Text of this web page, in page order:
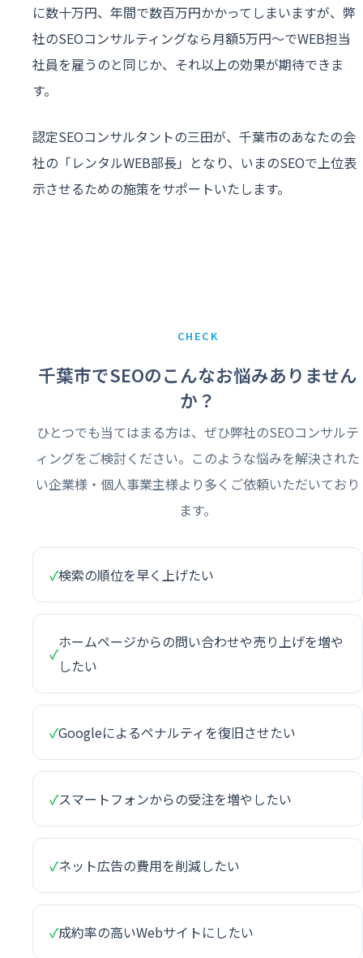
に数十万円、年間で数百万円かかってしまいますが、弊
社のSEOコンサルティングなら月額5万円〜でWEB担当
社員を雇うのと同じか、それ以上の効果が期待できま
す。
認定SEOコンサルタントの三田が、千葉市のあなたの会
社の「レンタルWEB部長」となり、いまのSEOで上位表
示させるための施策をサポートいたします。
CHECK
千葉市でSEOのこんなお悩みありません
か？
ひとつでも当てはまる方は、ぜひ弊社のSEOコンサルテ
ィングをご検討ください。このような悩みを解決された
い企業様・個人事業主様より多くご依頼いただいており
ます。
✓検索の順位を早く上げたい
✓
ホームページからの問い合わせや売り上げを増や
したい
✓Googleによるペナルティを復旧させたい
✓スマートフォンからの受注を増やしたい
✓ネット広告の費用を削減したい
✓成約率の高いWebサイトにしたい